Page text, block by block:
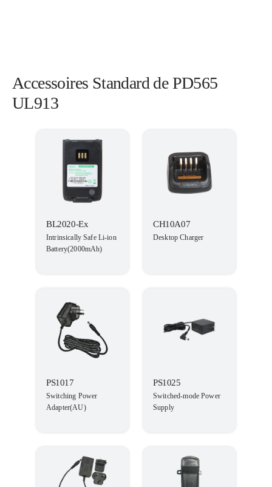
Accessoires Standard de PD565
UL913
BL2020-Ex
Intrinsically Safe Li-ion
Battery(2000mAh)
CH10A07
Desktop Charger
PS1017
Switching Power
Adapter(AU)
PS1025
Switched-mode Power
Supply